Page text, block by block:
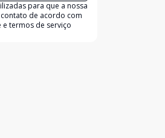
para que a nossa
de acordo com
termos de serviço